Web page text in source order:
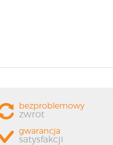
bezproblemowy
zwrot
gwarancja
satysfakcji